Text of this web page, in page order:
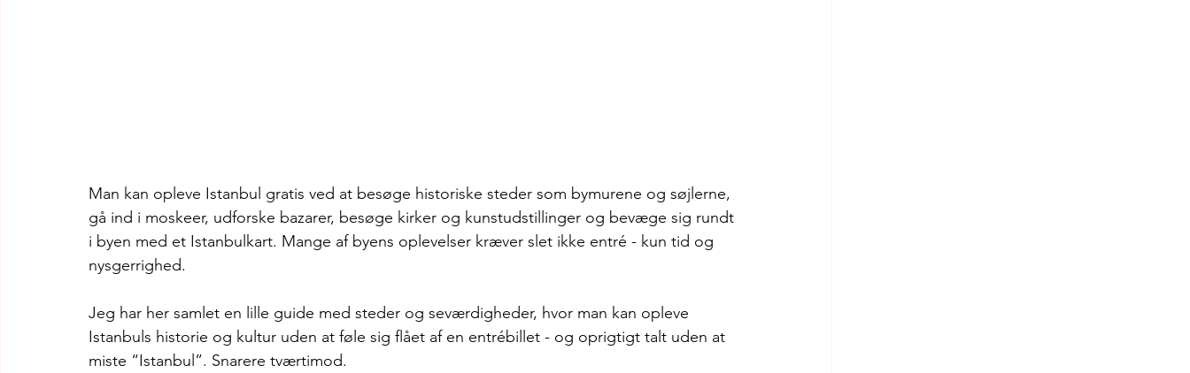
Man kan opleve Istanbul gratis ved at besøge historiske steder som bymurene og søjlerne,
gå ind i moskeer, udforske bazarer, besøge kirker og kunstudstillinger og bevæge sig rundt
i byen med et Istanbulkart. Mange af byens oplevelser kræver slet ikke entré - kun tid og
nysgerrighed.
Jeg har her samlet en lille guide med steder og seværdigheder, hvor man kan opleve
Istanbuls historie og kultur uden at føle sig flået af en entrébillet - og oprigtigt talt uden at
miste “Istanbul”. Snarere tværtimod.